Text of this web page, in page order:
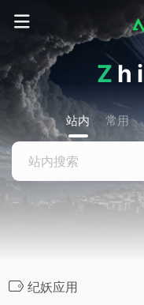
Zhi
站内 常用
纪妖应用